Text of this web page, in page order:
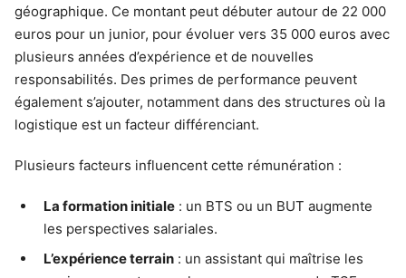
géographique. Ce montant peut débuter autour de 22 000
euros pour un junior, pour évoluer vers 35 000 euros avec
plusieurs années d’expérience et de nouvelles
responsabilités. Des primes de performance peuvent
également s’ajouter, notamment dans des structures où la
logistique est un facteur différenciant.
Plusieurs facteurs influencent cette rémunération :
La formation initiale : un BTS ou un BUT augmente
les perspectives salariales.
L’expérience terrain : un assistant qui maîtrise les